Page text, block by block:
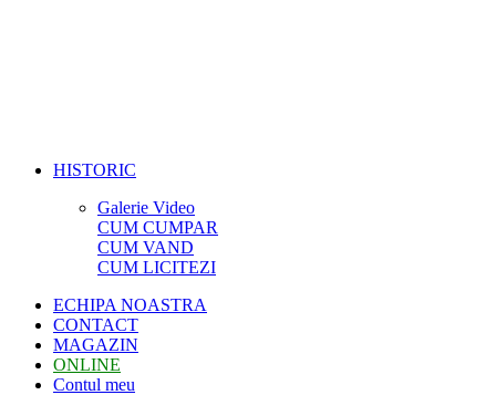
HISTORIC
Galerie Video
CUM CUMPAR
CUM VAND
CUM LICITEZI
ECHIPA NOASTRA
CONTACT
MAGAZIN
ONLINE
Contul meu